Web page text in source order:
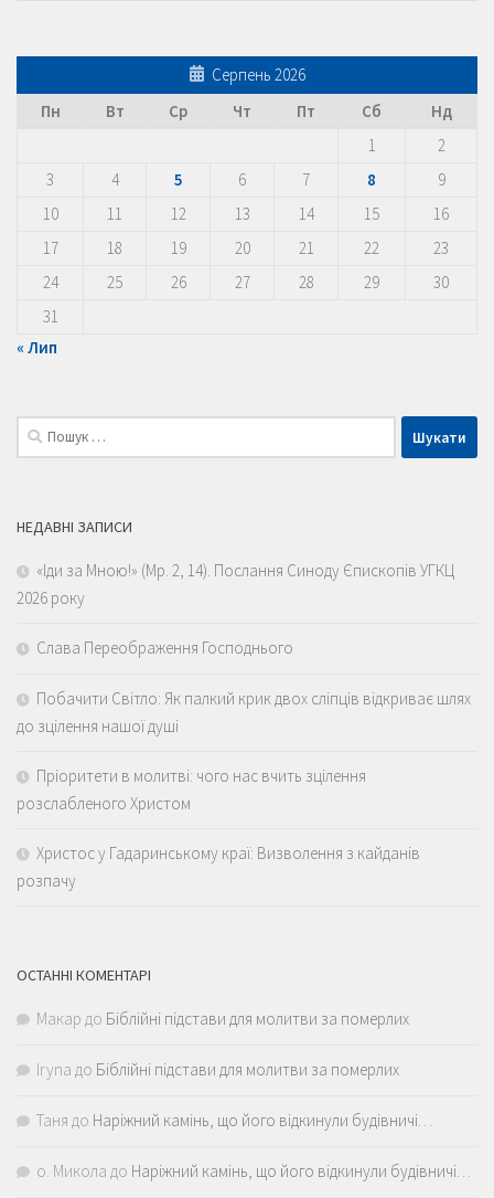
Серпень 2026
Пн
Вт Ср Чт Пт Сб
Нд
1
2
3
4 5 6 7 8
9
10
11 12 13 14 15
16
17
18 19 20 21 22
23
24
25 26 27 28 29
30
31
« Лип
Пошук:
НЕДАВНІ ЗАПИСИ
«Іди за Мною!» (Мр. 2, 14). Послання Синоду Єпископів УГКЦ
2026 року
Слава Переображення Господнього
Побачити Світло: Як палкий крик двох сліпців відкриває шлях
до зцілення нашої душі
Пріоритети в молитві: чого нас вчить зцілення
розслабленого Христом
Христос у Гадаринському краї: Визволення з кайданів
розпачу
ОСТАННІ КОМЕНТАРІ
Макар до Біблійні підстави для молитви за померлих
Iryna до Біблійні підстави для молитви за померлих
Таня до Наріжний камінь, що його відкинули будівничі…
о. Микола до Наріжний камінь, що його відкинули будівничі…